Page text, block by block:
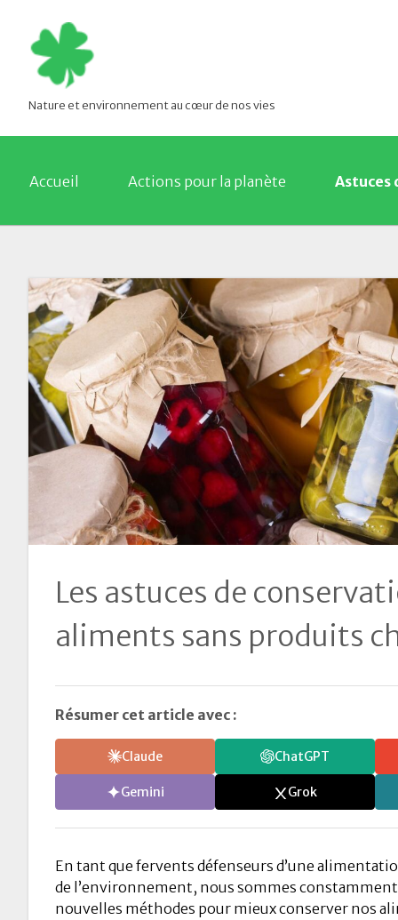
Nature et environnement au cœur de nos vies
Accueil Actions pour la planète Astuces
Les astuces de
aliments sans produits
Résumer cet article avec :
Claude ChatGPT
Gemini Grok
En tant que fervents défenseurs d’une
de l’environnement, nous sommes constamment
nouvelles méthodes pour mieux conserver nos